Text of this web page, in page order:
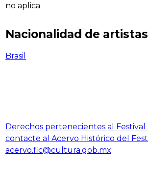
no aplica
Nacionalidad de
Brasil
Derechos pertenecientes al
contacte al Acervo Histórico del
acervo.fic@cultura.gob.mx